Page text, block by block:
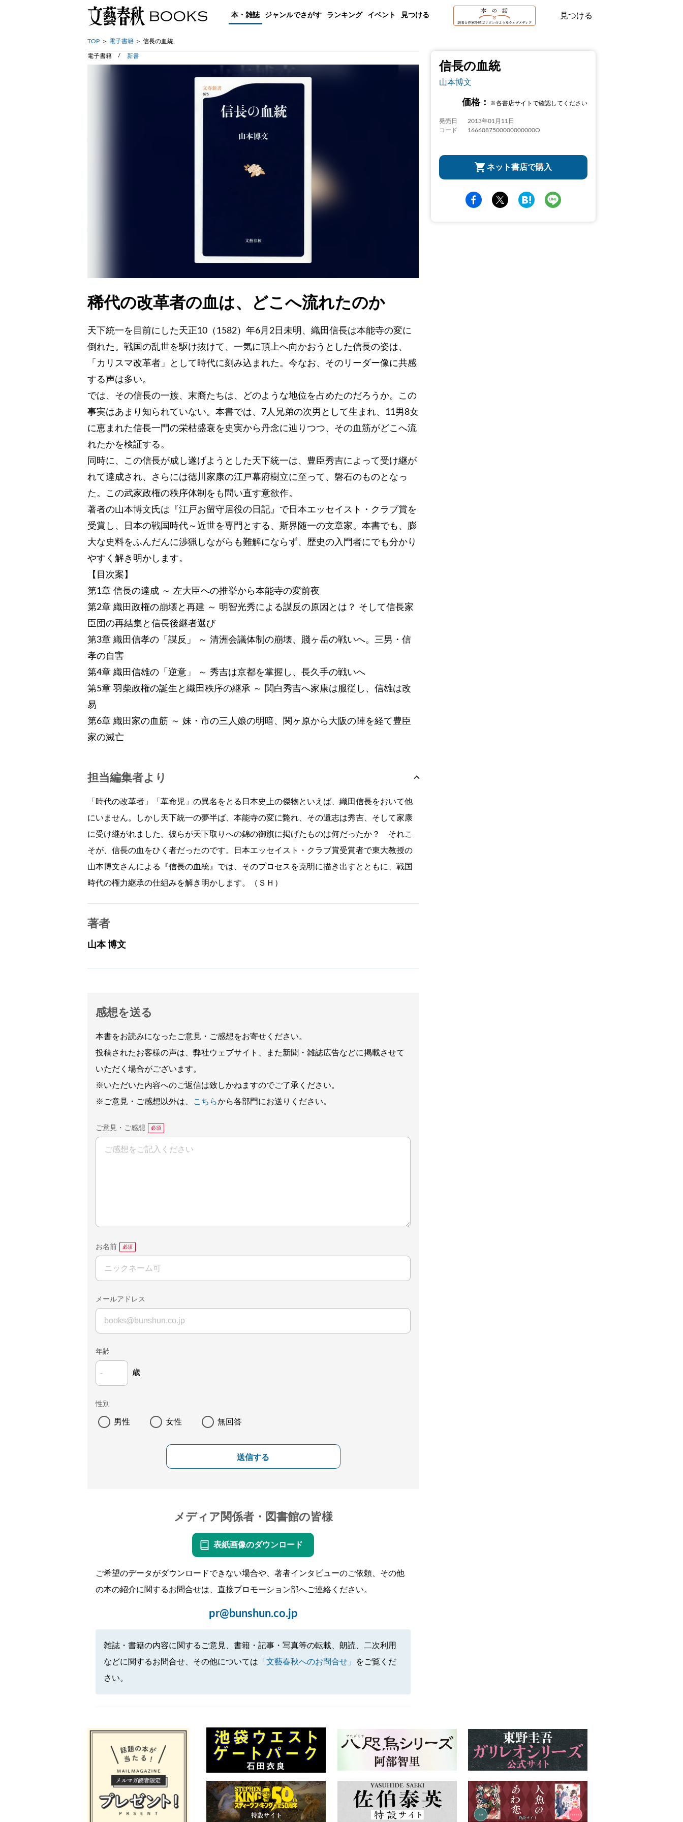
本・雑誌 ジャンルでさがす ランキング イベント 見つける 見つける
TOP 電子書籍 信長の血統
信長の血統
山本博文
価格： ※各書店サイトで確認してください
発売日
2013年01月11日
コード
1666087500000000000O
ネット書店で購入
電子書籍 新書
稀代の改革者の血は、どこへ流れたのか
天下統一を目前にした天正10（1582）年6月2日未明、織田信長は本能寺の変に
倒れた。戦国の乱世を駆け抜けて、一気に頂上へ向かおうとした信長の姿は、
「カリスマ改革者」として時代に刻み込まれた。今なお、そのリーダー像に共感
する声は多い。
では、その信長の一族、末裔たちは、どのような地位を占めたのだろうか。この
事実はあまり知られていない。本書では、7人兄弟の次男として生まれ、11男8女
に恵まれた信長一門の栄枯盛衰を史実から丹念に辿りつつ、その血筋がどこへ流
れたかを検証する。
同時に、この信長が成し遂げようとした天下統一は、豊臣秀吉によって受け継が
れて達成され、さらには徳川家康の江戸幕府樹立に至って、磐石のものとなっ
た。この武家政権の秩序体制をも問い直す意欲作。
著者の山本博文氏は『江戸お留守居役の日記』で日本エッセイスト・クラブ賞を
受賞し、日本の戦国時代～近世を専門とする、斯界随一の文章家。本書でも、膨
大な史料をふんだんに渉猟しながらも難解にならず、歴史の入門者にでも分かり
やすく解き明かします。
【目次案】
第1章 信長の達成 ～ 左大臣への推挙から本能寺の変前夜
第2章 織田政権の崩壊と再建 ～ 明智光秀による謀反の原因とは？ そして信長家
臣団の再結集と信長後継者選び
第3章 織田信孝の「謀反」 ～ 清洲会議体制の崩壊、賤ヶ岳の戦いへ。三男・信
孝の自害
第4章 織田信雄の「逆意」 ～ 秀吉は京都を掌握し、長久手の戦いへ
第5章 羽柴政権の誕生と織田秩序の継承 ～ 関白秀吉へ家康は服従し、信雄は改
易
第6章 織田家の血筋 ～ 妹・市の三人娘の明暗、関ヶ原から大阪の陣を経て豊臣
家の滅亡
担当編集者より
「時代の改革者」「革命児」の異名をとる日本史上の傑物といえば、織田信長をおいて他
にいません。しかし天下統一の夢半ば、本能寺の変に斃れ、その遺志は秀吉、そして家康
に受け継がれました。彼らが天下取りへの錦の御旗に掲げたものは何だったか？ それこ
そが、信長の血をひく者だったのです。日本エッセイスト・クラブ賞受賞者で東大教授の
山本博文さんによる『信長の血統』では、そのプロセスを克明に描き出すとともに、戦国
時代の権力継承の仕組みを解き明かします。（ＳＨ）
著者
山本 博文
感想を送る
本書をお読みになったご意見・ご感想をお寄せください。
投稿されたお客様の声は、弊社ウェブサイト、また新聞・雑誌広告などに掲載させて
いただく場合がございます。
※いただいた内容へのご返信は致しかねますのでご了承ください。
※ご意見・ご感想以外は、
こちらから各部門にお送りください。
ご意見・ご感想
お名前
メールアドレス
年齢
歳
性別
男性 女性 無回答
送信する
メディア関係者・図書館の皆様
表紙画像のダウンロード
ご希望のデータがダウンロードできない場合や、著者インタビューのご依頼、その他
の本の紹介に関するお問合せは、直接プロモーション部へご連絡ください。
pr@bunshun.co.jp
雑誌・書籍の内容に関するご意見、書籍・記事・写真等の転載、朗読、二次利用
などに関するお問合せ、その他については 「文藝春秋へのお問合せ」
をご覧くだ
さい。